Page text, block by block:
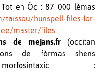
en Òc : 87 000 lèmas
taissou/hunspell-files-for-
master/files
de mejans.fr
(occitan
de fòrmas shens
: